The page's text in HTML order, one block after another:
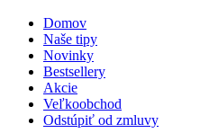
Domov
Naše tipy
Novinky
Bestsellery
Akcie
Veľkoobchod
Odstúpiť od zmluvy